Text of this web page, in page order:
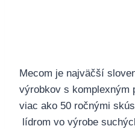
Mecom je najväčší
výrobkov s komplexným
viac ako 50 ročnými
lídrom vo výrobe